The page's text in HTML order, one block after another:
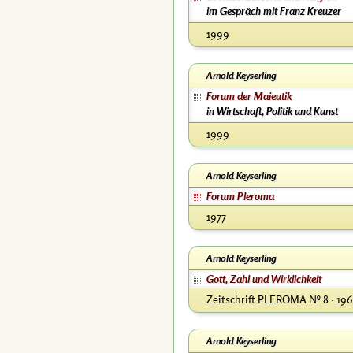
im Gespräch mit Franz Kreuzer
1999
Arnold Keyserling
Forum der Maieutik
in Wirtschaft, Politik und Kunst
1999
Arnold Keyserling
Forum Pleroma
1977
Arnold Keyserling
Gott, Zahl und Wirklichkeit
Zeitschrift PLEROMA Nº 8 ·
Arnold Keyserling